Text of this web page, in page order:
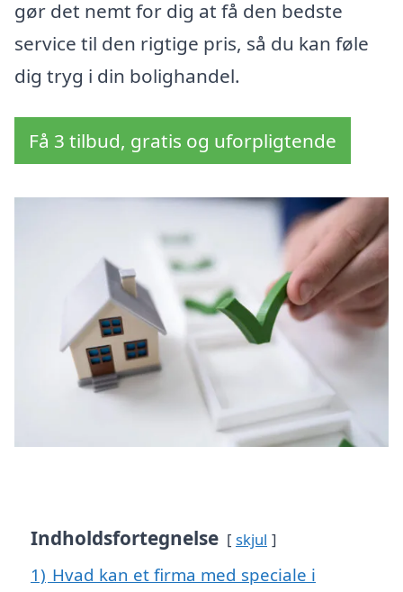
gør det nemt for dig at få den bedste
service til den rigtige pris, så du kan føle
dig tryg i din bolighandel.
Få 3 tilbud, gratis og uforpligtende
Indholdsfortegnelse skjul
1) Hvad kan et firma med speciale i